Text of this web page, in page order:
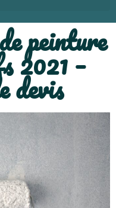
peinture
2021 –
devis